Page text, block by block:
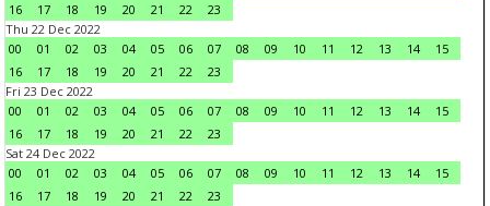
16
17 18 19 20 21 22
23
Thu 22 Dec 2022
00
01 02 03 04 05 06 07 08 09 10 11 12 13 14
15
16
17 18 19 20 21 22
23
Fri 23 Dec 2022
00
01 02 03 04 05 06 07 08 09 10 11 12 13 14
15
16
17 18 19 20 21 22
23
Sat 24 Dec 2022
00
01 02 03 04 05 06 07 08 09 10 11 12 13 14
15
16
17 18 19 20 21 22
23